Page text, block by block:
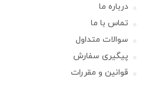
درباره ما
تماس با ما
سوالات متداول
پیگیری سفارش
قوانین و مقررات